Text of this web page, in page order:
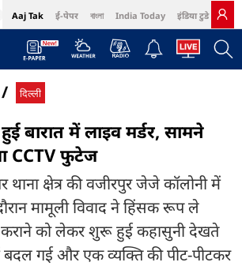
Aaj Tak ई-पेपर বাংলা India Today इंडिया टुडे हिंदी
Cosmopolitan Harper's Bazaar Northeast
दिल्ली
बारात में लाइव मर्डर, सामने
CCTV फुटेज
थाना क्षेत्र की वजीरपुर जेजे कॉलोनी में
मामूली विवाद ने हिंसक रूप ले
कराने को लेकर शुरू हुई कहासुनी देखते
बदल गई और एक व्यक्ति की पीट-पीटकर